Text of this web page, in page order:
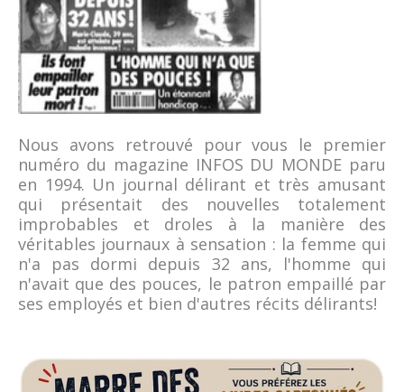
Nous avons retrouvé pour vous le premier
numéro du magazine INFOS DU MONDE paru
en 1994. Un journal délirant et très amusant
qui présentait des nouvelles totalement
improbables et droles à la manière des
véritables journaux à sensation : la femme qui
n'a pas dormi depuis 32 ans, l'homme qui
n'avait que des pouces, le patron empaillé par
ses employés et bien d'autres récits délirants!